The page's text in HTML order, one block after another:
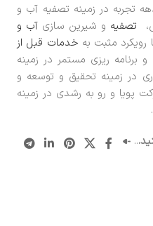
تجربه در زمینه تصفیه آب و
تصفیه و شیرین سازی آب و
رویکرد مثبت به خدمات قبل از
و برنامه ریزی مستمر در زمینه
در زمینه تحقیق و توسعه و
پویا و رو به رشدی در زمینه
..